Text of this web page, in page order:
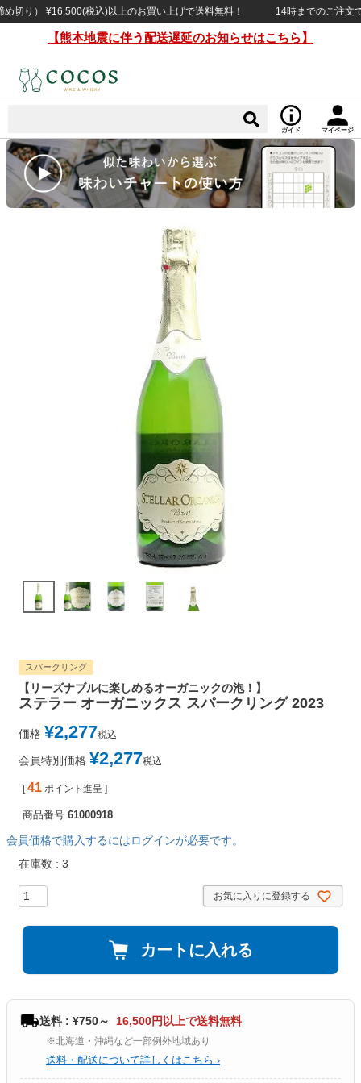
） ¥16,500(税込)以上のお買い上げで送料無料！ 14時までのご注文で当
【熊本地震に伴う配送遅延のお知らせはこちら】
ガイド マイページ
スパークリング
【リーズナブルに楽しめるオーガニックの泡！】
ステラー オーガニックス スパークリング 2023
価格 ¥2,277税込
会員特別価格 ¥2,277税込
[ 41 ポイント進呈 ]
商品番号 61000918
会員価格で購入するにはログインが必要です。
在庫数
3
お気に入りに登録する
カートに入れる
送料 : ¥750～ 16,500円以上で送料無料
※北海道・沖縄など一部例外地域あり
送料・配送について詳しくはこちら ›